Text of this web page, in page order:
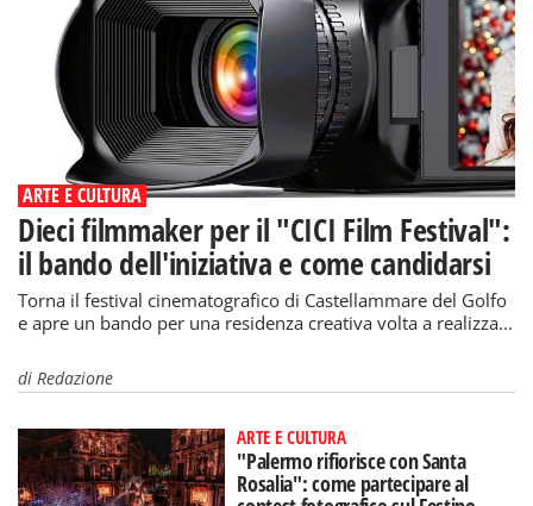
ARTE E CULTURA
Dieci filmmaker per il "CICI Film Festival":
il bando dell'iniziativa e come candidarsi
Torna il festival cinematografico di Castellammare del Golfo
e apre un bando per una residenza creativa volta a realizza...
di Redazione
ARTE E CULTURA
"Palermo rifiorisce con Santa
Rosalia": come partecipare al